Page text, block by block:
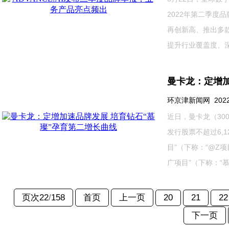
2022年第二季度品
再创新高、推出多
提升行业覆盖度、
曼卡龙：定增
环京津新闻网
近日，曼卡龙（
发行股票不超过
目”（下称：“@Z
广项目”（下称：“
页次22/158 首页 上一页 20 21
22
下一页